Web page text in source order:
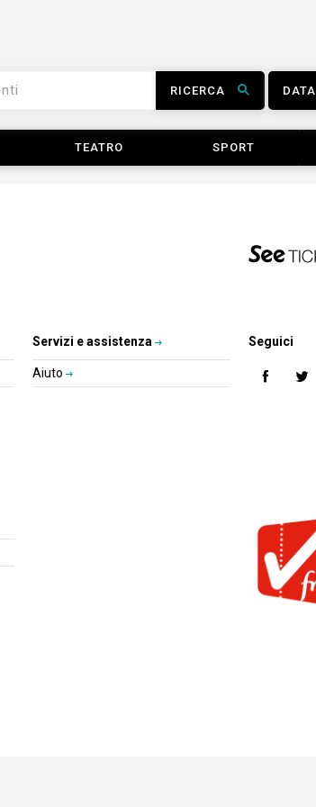
RICERCA DATA
TEATRO SPORT
Servizi e assistenza
Aiuto
Seguici